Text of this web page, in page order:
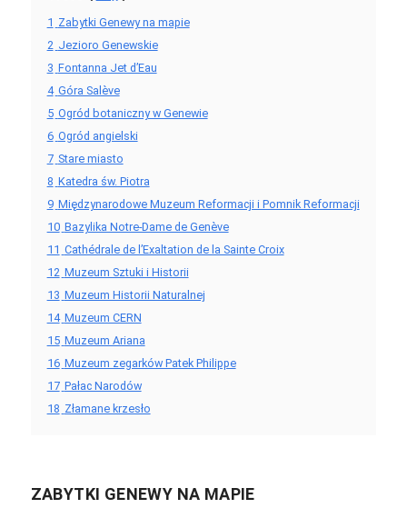
1 Zabytki Genewy na mapie
2 Jezioro Genewskie
3 Fontanna Jet d’Eau
4 Góra Salève
5 Ogród botaniczny w Genewie
6 Ogród angielski
7 Stare miasto
8 Katedra św. Piotra
9 Międzynarodowe Muzeum Reformacji i Pomnik Reformacji
10 Bazylika Notre-Dame de Genève
11 Cathédrale de l’Exaltation de la Sainte Croix
12 Muzeum Sztuki i Historii
13 Muzeum Historii Naturalnej
14 Muzeum CERN
15 Muzeum Ariana
16 Muzeum zegarków Patek Philippe
17 Pałac Narodów
18 Złamane krzesło
ZABYTKI GENEWY NA MAPIE